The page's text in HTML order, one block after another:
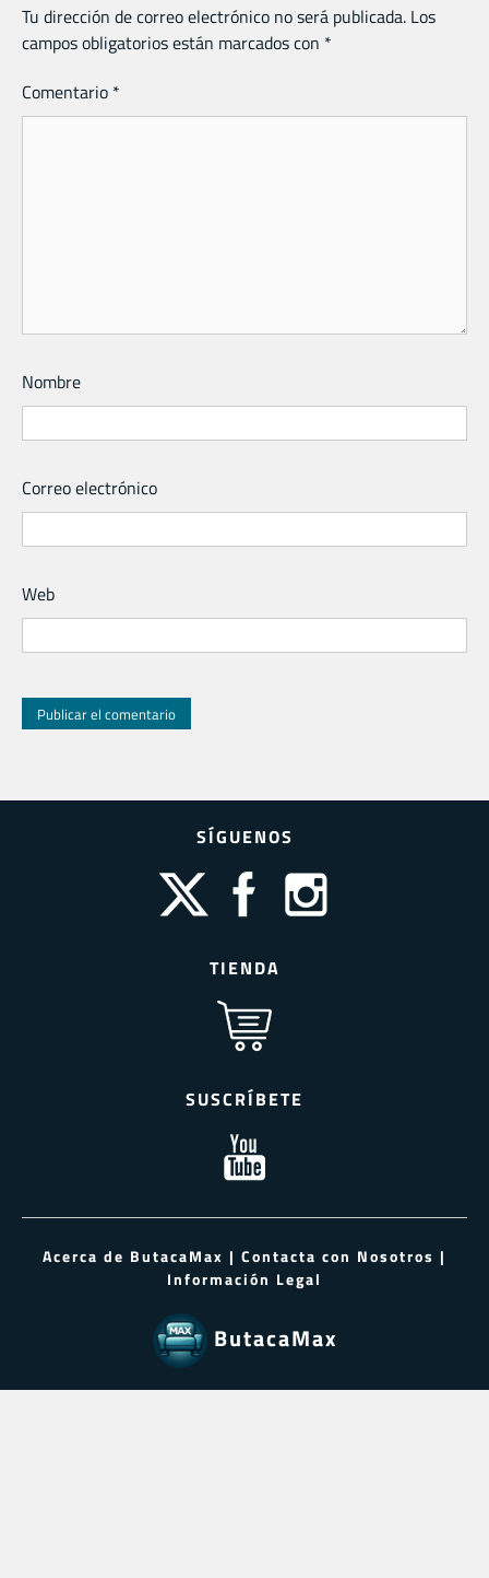
Tu dirección de correo electrónico no será publicada. Los
campos obligatorios están marcados con *
Comentario *
Nombre
Correo electrónico
Web
SÍGUENOS
TIENDA
SUSCRÍBETE
Acerca de ButacaMax | Contacta con Nosotros |
Información Legal
ButacaMax